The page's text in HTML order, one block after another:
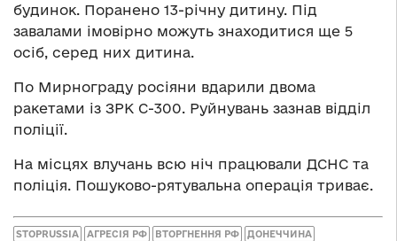
будинок. Поранено 13-річну дитину. Під
завалами імовірно можуть знаходитися ще 5
осіб, серед них дитина.
По Мирнограду росіяни вдарили двома
ракетами із ЗРК С-300. Руйнувань зазнав відділ
поліції.
На місцях влучань всю ніч працювали ДСНС та
поліція. Пошуково-рятувальна операція триває.
STOPRUSSIA АГРЕСІЯ РФ ВТОРГНЕННЯ РФ ДОНЕЧЧИНА